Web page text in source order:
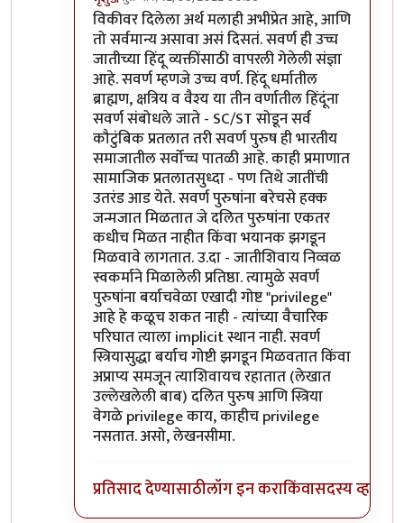
In reply toसवर्ण / अवर्णbyवामन देशमुख
विकीवर दिलेला अर्थ मलाही अभीप्रेत आहे, आणि
तो सर्वमान्य असावा असं दिसतं. सवर्ण ही उच्च
जातीच्या हिंदू व्यक्तींसाठी वापरली गेलेली संज्ञा
आहे. सवर्ण म्हणजे उच्च वर्ण. हिंदू धर्मातील
ब्राह्मण, क्षत्रिय व वैश्य या तीन वर्णातील हिंदूंना
सवर्ण संबोधले जाते - SC/ST सोडून सर्व
कौटुंबिक प्रतलात तरी सवर्ण पुरुष ही भारतीय
समाजातील सर्वोच्च पातळी आहे. काही प्रमाणात
सामाजिक प्रतलातसुध्दा - पण तिथे जातींची
उतरंड आड येते. सवर्ण पुरुषांना बरेचसे हक्क
जन्मजात मिळतात जे दलित पुरुषांना एकतर
कधीच मिळत नाहीत किंवा भयानक झगडून
मिळवावे लागतात. उ.दा - जातीशिवाय निव्वळ
स्वकर्माने मिळालेली प्रतिष्ठा. त्यामुळे सवर्ण
पुरुषांना बर्याचवेळा एखादी गोष्ट "privilege"
आहे हे कळूच शकत नाही - त्यांच्या वैचारिक
परिघात त्याला implicit स्थान नाही. सवर्ण
स्त्रियासुद्धा बर्याच गोष्टी झगडून मिळवतात किंवा
अप्राप्य समजून त्याशिवायच रहातात (लेखात
उल्लेखलेली बाब) दलित पुरुष आणि स्त्रिया
वेगळे privilege काय, काहीच privilege
नसतात. असो, लेखनसीमा.
प्रतिसाद देण्यासाठीलॉग इन कराकिंवासदस्य व्हा